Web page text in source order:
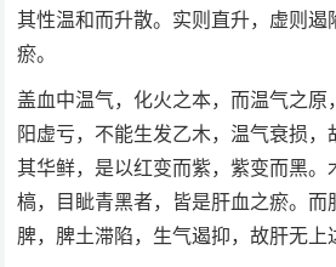
其性温和而升散。实则直升，虚则
瘀。
盖血中温气，化火之本，而温气之
阳虚亏，不能生发乙木，温气衰损
其华鲜，是以红变而紫，紫变而黑
槁，目眦青黑者，皆是肝血之瘀。
脾，脾土滞陷，生气遏抑，故肝无上